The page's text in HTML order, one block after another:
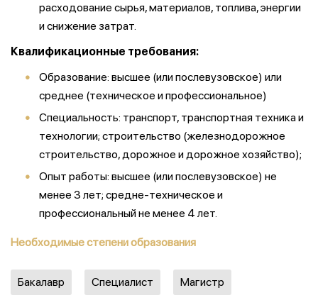
расходование сырья, материалов, топлива, энергии
и снижение затрат.
Квалификационные требования:
Образование: высшее (или послевузовское) или
среднее (техническое и профессиональное)
Специальность: транспорт, транспортная техника и
технологии; строительство (железнодорожное
строительство, дорожное и дорожное хозяйство);
Опыт работы: высшее (или послевузовское) не
менее 3 лет; средне-техническое и
профессиональный не менее 4 лет.
Необходимые степени образования
Бакалавр Специалист Магистр